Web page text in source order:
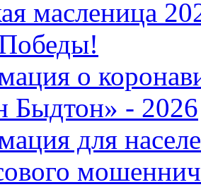
масленица
о
Быдтон» - 2026
для